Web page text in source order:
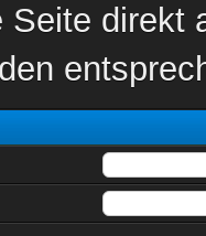
Seite direkt